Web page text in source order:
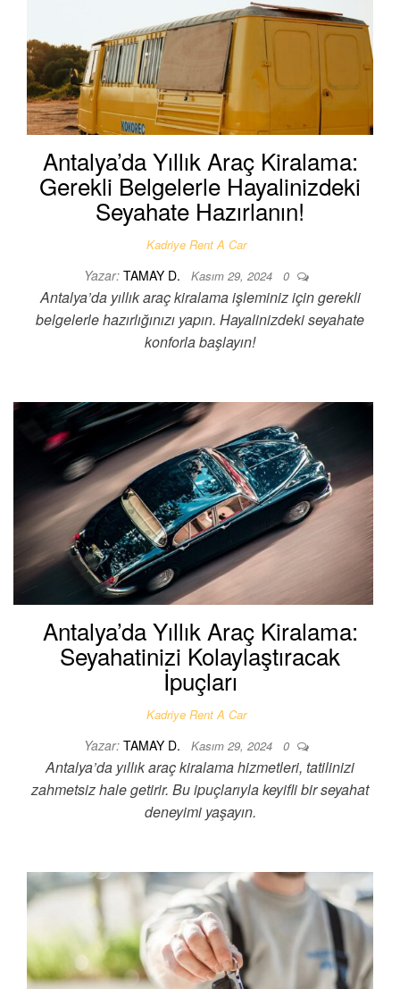
Antalya’da Yıllık Araç Kiralama:
Gerekli Belgelerle Hayalinizdeki
Seyahate Hazırlanın!
Kadriye Rent A Car
Yazar: TAMAY D. Kasım 29, 2024 0
Antalya’da yıllık araç kiralama işleminiz için gerekli
belgelerle hazırlığınızı yapın. Hayalinizdeki seyahate
konforla başlayın!
Antalya’da Yıllık Araç Kiralama:
Seyahatinizi Kolaylaştıracak
İpuçları
Kadriye Rent A Car
Yazar: TAMAY D. Kasım 29, 2024 0
Antalya’da yıllık araç kiralama hizmetleri, tatilinizi
zahmetsiz hale getirir. Bu ipuçlarıyla keyifli bir seyahat
deneyimi yaşayın.